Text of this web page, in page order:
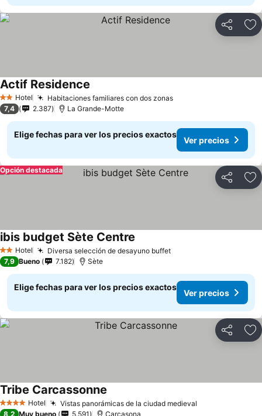
Compartir
2 Estrellas
Hotel Habitaciones familiares con dos zonas
Actif Residence
7,4 2.387 La Grande-Motte
Elige fechas para ver los precios exactos
Ver precios
Compartir
Opción destacada
2 Estrellas
Hotel Diversa selección de desayuno buffet
ibis budget Sète Centre
7,9 Bueno 7.182 Sète
Elige fechas para ver los precios exactos
Ver precios
Compartir
4 EstrellasHotel Vistas panorámicas de la ciudad medieval
Tribe Carcassonne
8,2 Muy bueno 5.591 Carcasona